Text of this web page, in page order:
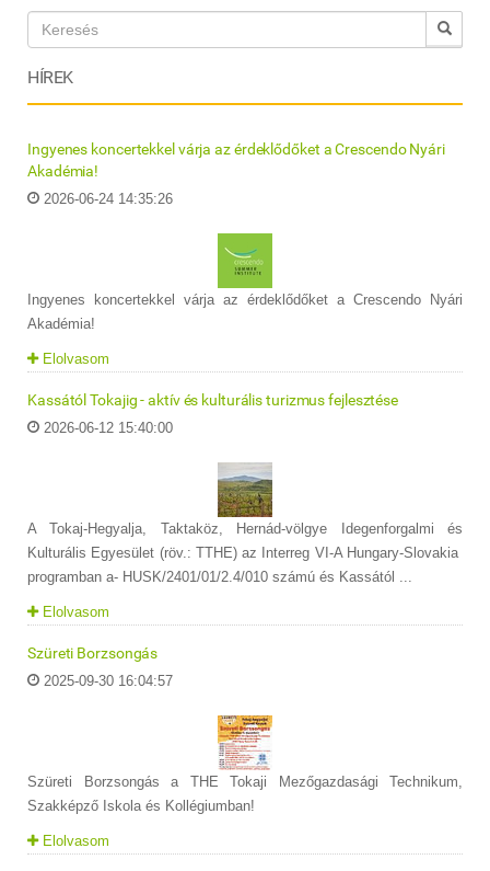
HÍREK
Ingyenes koncertekkel várja az érdeklődőket a Crescendo Nyári
Akadémia!
2026-06-24 14:35:26
Ingyenes koncertekkel várja az érdeklődőket a Crescendo Nyári
Akadémia!
Elolvasom
Kassától Tokajig - aktív és kulturális turizmus fejlesztése
2026-06-12 15:40:00
A Tokaj-Hegyalja, Taktaköz, Hernád-völgye Idegenforgalmi és
Kulturális Egyesület (röv.: TTHE) az Interreg VI-A Hungary-Slovakia
programban a- HUSK/2401/01/2.4/010 számú és Kassától ...
Elolvasom
Szüreti Borzsongás
2025-09-30 16:04:57
Szüreti Borzsongás a THE Tokaji Mezőgazdasági Technikum,
Szakképző Iskola és Kollégiumban!
Elolvasom